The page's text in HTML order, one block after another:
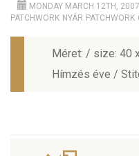
MONDAY MARCH 12TH,
PATCHWORK NYÁR PATCHWORK
Méret: / size: 40
Hímzés éve /